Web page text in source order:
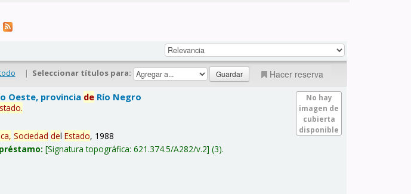
| Seleccionar títulos para: Hacer reserva
No hay
imagen de
cubierta
disponible
Oeste, provincia de Río Negro
.
Sociedad delEstado, 1988
Signatura topográfica:621.374.5/A282/v.2 (3).